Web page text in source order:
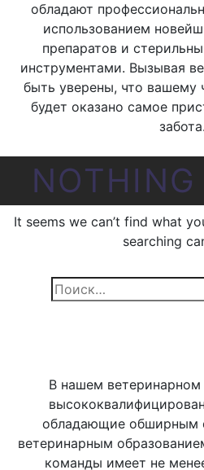
обладают
использованием
препаратов и
инструментами. Вызывая
быть уверены, что вашему
будет оказано самое
забота.
It seems we can’t find what
searching
Найти:
В нашем ветеринарном
обладающие
ветеринарным
команды имеет не